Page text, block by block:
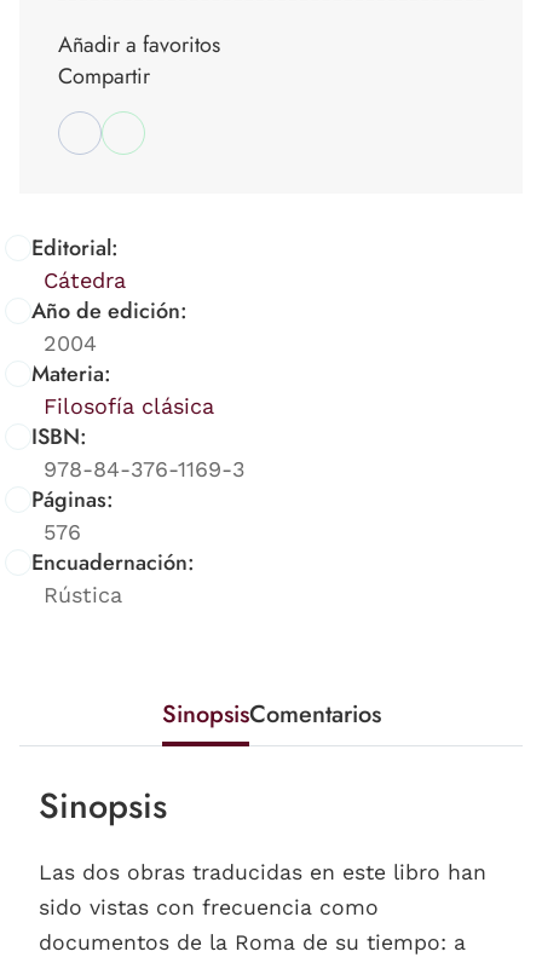
Editorial:
Cátedra
Año de edición:
2004
Materia:
Filosofía clásica
ISBN:
978-84-376-1169-3
Páginas:
576
Encuadernación:
Rústica
Añadir a favoritos
Compartir
SinopsisComentarios
Sinopsis
Las dos obras traducidas en este libro han
sido vistas con frecuencia como
documentos de la Roma de su tiempo: a